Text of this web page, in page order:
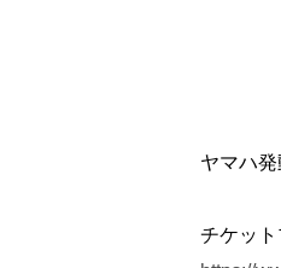
ヤマハ
チケッ